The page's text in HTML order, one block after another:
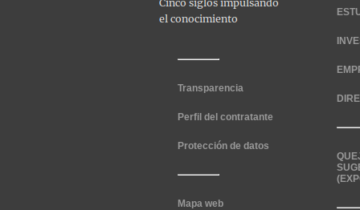
Transparencia
Perfil del contratante
Protección de datos
Mapa web